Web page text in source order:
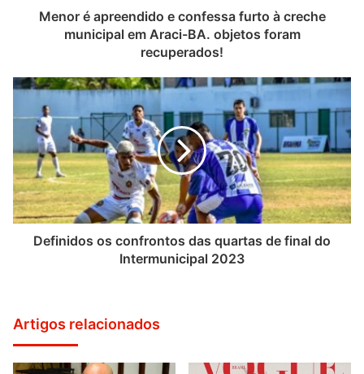
Menor é apreendido e confessa furto à creche
municipal em Araci-BA. objetos foram
recuperados!
Definidos os confrontos das quartas de final do
Intermunicipal 2023
Artigos relacionados